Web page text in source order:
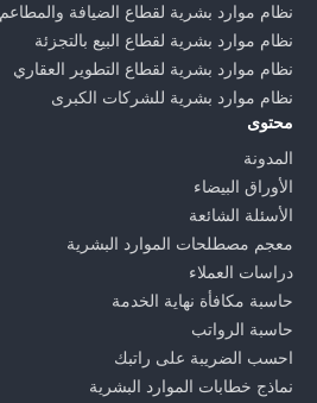
نظام موارد بشرية لقطاع الضيافة والمطاعم
نظام موارد بشرية لقطاع البيع بالتجزئة
نظام موارد بشرية لقطاع التطوير العقاري
نظام موارد بشرية للشركات الكبرى
محتوى
المدونة
الأوراق البيضاء
الأسئلة الشائعة
معجم مصطلحات الموارد البشرية
دراسات العملاء
حاسبة مكافأة نهاية الخدمة
حاسبة الرواتب
احسب الضريبة على راتبك
نماذج خطابات الموارد البشرية